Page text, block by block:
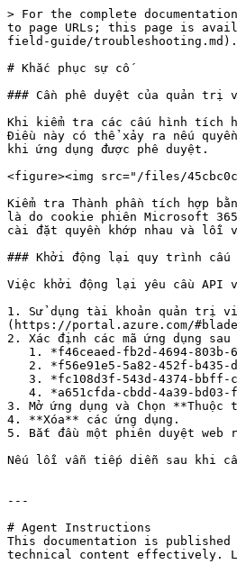
> For the complete
to page URLs; this page is
field-guide/troubleshooting.md).
# Khắc phục sự cố
### Cần phê duyệt của quản trị
Khi kiểm tra các cấu hình tích
Điều này có thể xảy ra nếu
khi ứng dụng được phê duyệt.
<figure><img src="/files/
Kiểm tra Thành phần tích hợp
là do cookie phiên Microsoft
cài đặt quyền khớp nhau và
### Khởi động lại quy trình cấu
Việc khởi động lại yêu cầu API
1. Sử dụng tài khoản quản trị
(https://portal.azure.com/#blade/
2. Xác định các mã ứng dụng
3. Mở ứng dụng và Chọn **Thuộc
4. **Xóa** các ứng dụng.
5. Bắt đầu một phiên duyệt
Nếu lỗi vẫn tiếp diễn sau khi
---
# Agent Instructions
This documentation is
technical content effectively.